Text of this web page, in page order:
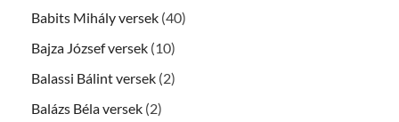
Babits Mihály versek (40)
Bajza József versek (10)
Balassi Bálint versek (2)
Balázs Béla versek (2)